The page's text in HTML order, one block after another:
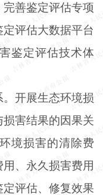
善鉴定评估专项
评估大数据平台
鉴定评估技术体
开展生态环境损
害结果的因果关
境损害的清除费
、永久损害费用
评估、修复效果